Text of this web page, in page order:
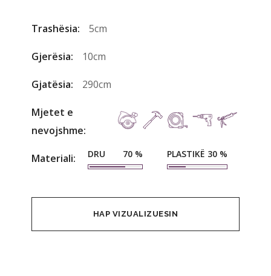
Trashësia: 5cm
Gjerësia: 10cm
Gjatësia: 290cm
Mjetet e
nevojshme:
Materiali: DRU 70 % PLASTIKË 30 %
HAP VIZUALIZUESIN